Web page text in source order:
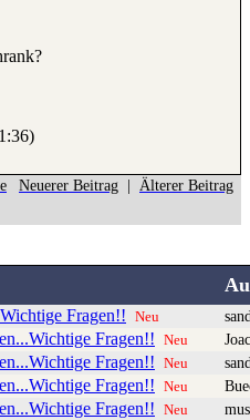
Neuerer Beitrag Älterer Beitrag
Fragen!! Neu
Fragen!! Neu
Fragen!! Neu
Fragen!! Neu
Fragen!! Neu